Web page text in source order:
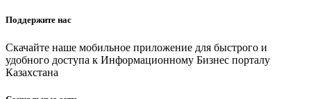
Поддержите нас
Скачайте наше мобильное приложение для быстрого и
удобного доступа к Информационному Бизнес порталу
Казахстана